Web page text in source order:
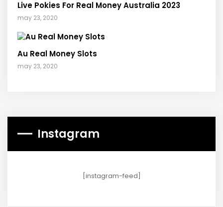
Live Pokies For Real Money Australia 2023
may 23, 2020
Au Real Money Slots
may 23, 2020
Instagram
[instagram-feed]